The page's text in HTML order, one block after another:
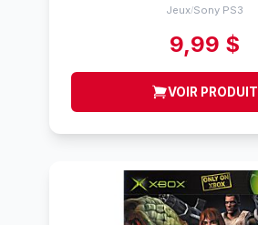
Jeux/Sony PS3
9,99 $
VOIR PRODUIT